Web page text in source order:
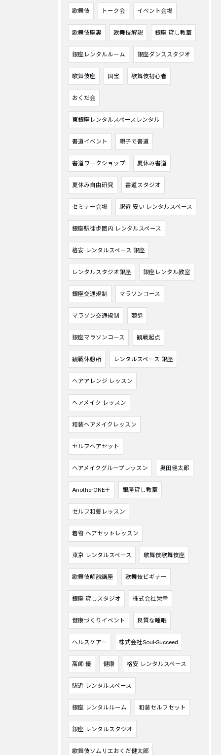
歌舞伎 トーク会 イベント会場
歌舞伎座裏 歌舞伎解説 銀座 貸し教室
銀座レンタルルーム 銀座ダンススタジオ
歌舞伎座 国宝 歌舞伎初心者
おくだ会
東銀座レンタルスペースレンタル
書道イベント 親子で書道
書道ワークショップ 夏休み書道
夏休み自由研究 書道スタジオ
セミナー会場 駅近 安い レンタルスペース
銀座駅徒歩圏内 レンタルスペース
格安 レンタルスペース 銀座
レンタルスタジオ銀座 銀座レンタル教室
銀座交通規制 マラソンコース
マラソン交通規制 競歩
銀座マラソンコース 観戦起点
観戦休憩所 レンタルスペース 銀座
ヘアアレンジ レッスン
ヘアメイク レッスン
和装ヘアメイクレッスン
セルフヘアセット
ヘアメイクグループレッスン 奥田健太郎
AnotherONE＋ 銀座貸し教室
セルフ和髪レッスン
着物 ヘアセットレッスン
東京 レンタルスペース 歌舞伎歌舞伎座
歌舞伎解説講座 歌舞伎ビギナー
銀座 貸しスタジオ 株式会社栄幸
健康づくりイベント 良質な睡眠
ヘルスケアー 株式会社Soul-Succeed
髙師 優 健康 格安 レンタルスペース
駅近 レンタルスペース
銀座 レンタルルーム 和装セルフセット
銀座 レンタルスタジオ
歌舞伎ソムリエおくだ健太郎